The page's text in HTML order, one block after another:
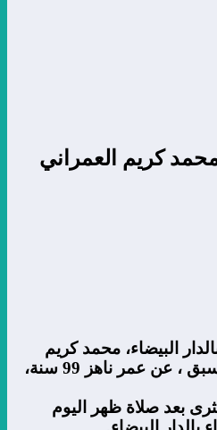
محمد كريم العمراني
البيضاء، محمد كريم
العمراني ، الوزير الأول الأسبق ، عن عمر ناهز 99 سنة،
بعد صلاة ظهر اليوم